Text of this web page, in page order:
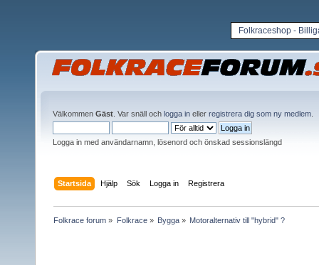
Folkraceshop -
Välkommen Gäst . Var snäll och logga in eller registrera dig som ny medlem
Logga in med användarnamn, lösenord och önskad sessionslängd
Startsida Hjälp Sök Logga in Registrera
Folkrace forum » Folkrace» Bygga» Motoralternativ till "hybrid" ?